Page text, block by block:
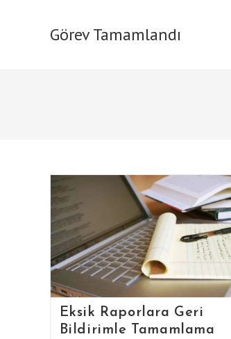
Görev Tamamlandı
Eksik Raporlara Geri
Bildirimle Tamamlama